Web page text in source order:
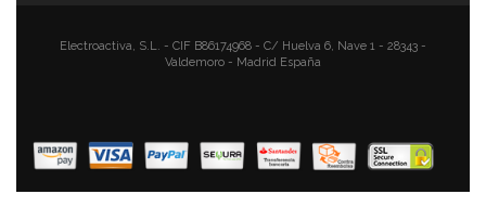
Electroactiva, S.L. - CIF B86174968 - C/ Huelva 6, Nave 1 - 28343 -
Valdemoro - Madrid España